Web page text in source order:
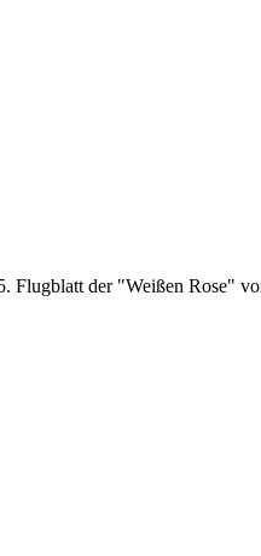
Flugblatt der "Weißen Rose"